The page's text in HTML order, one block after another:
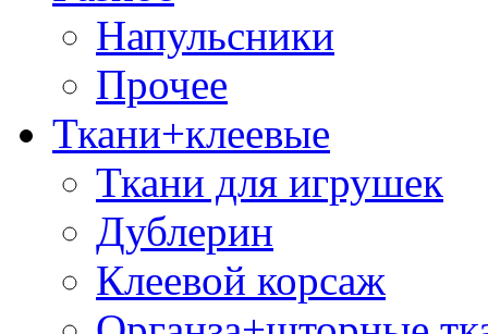
Напульсники
Прочее
Ткани+клеевые
Ткани для игрушек
Дублерин
Клеевой корсаж